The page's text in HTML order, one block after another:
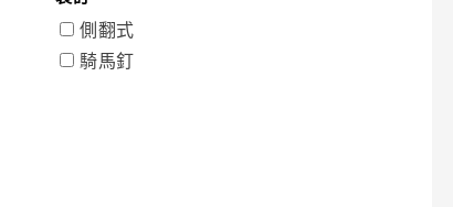
側翻式
騎馬釘